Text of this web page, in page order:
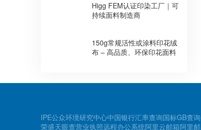
Higg FEM认证印染工厂｜可
持续面料制造商
150g常规活性或涂料印花绒
布 – 高品质、环保印花面料
IPE公众环境研究中心中国银行汇率查询国标GB查询
荣盛天眼查营业执照远程办公系统阿里云邮箱阿里